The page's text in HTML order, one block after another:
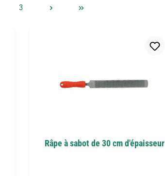
Page
3
Râpe à sabot de 30 cm d'épaisseur